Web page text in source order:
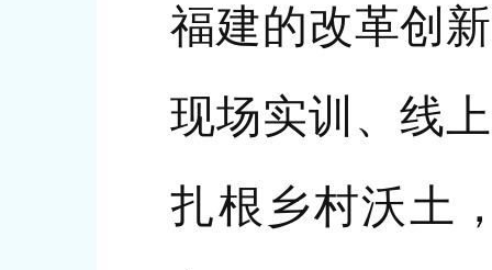
福建的改革创
现场实训、线
扎根乡村沃土